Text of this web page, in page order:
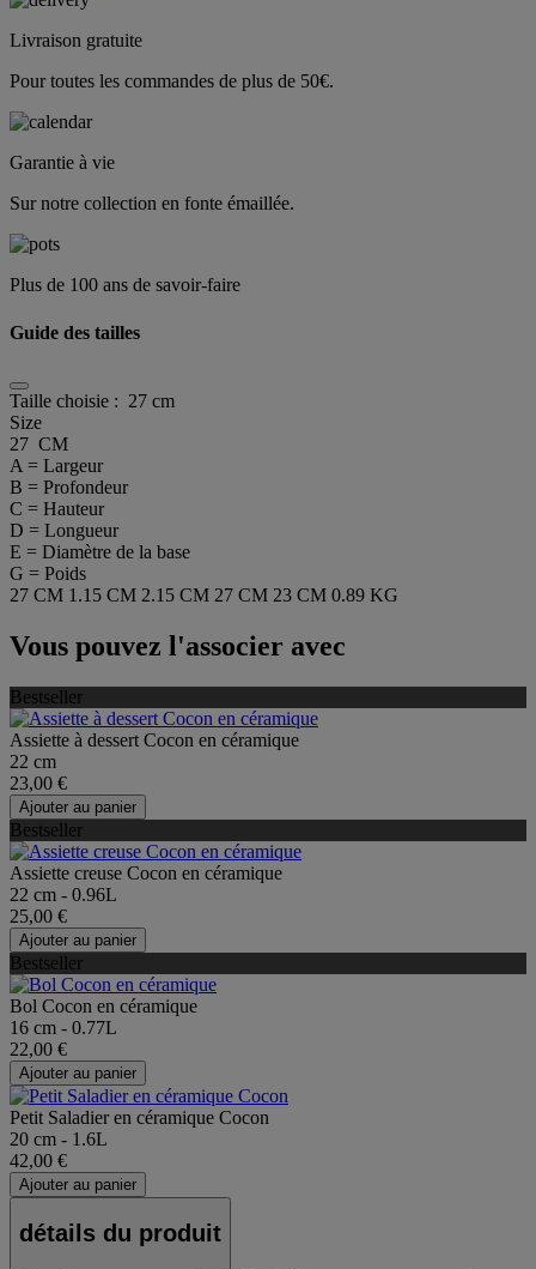
Livraison gratuite
Pour toutes les commandes de plus de 50€.
Garantie à vie
Sur notre collection en fonte émaillée.
Plus de 100 ans de savoir-faire
Guide des tailles
Taille choisie : 27 cm
Size
27 CM
A = Largeur
B = Profondeur
C = Hauteur
D = Longueur
E = Diamètre de la base
G = Poids
27 CM 1.15 CM 2.15 CM 27 CM 23 CM 0.89 KG
Vous pouvez l'associer avec
Bestseller
Assiette à dessert Cocon en céramique
22 cm
23,00 €
Ajouter au panier
Bestseller
Assiette creuse Cocon en céramique
22 cm - 0.96L
25,00 €
Ajouter au panier
Bestseller
Bol Cocon en céramique
16 cm - 0.77L
22,00 €
Ajouter au panier
Petit Saladier en céramique Cocon
20 cm - 1.6L
42,00 €
Ajouter au panier
détails du produit